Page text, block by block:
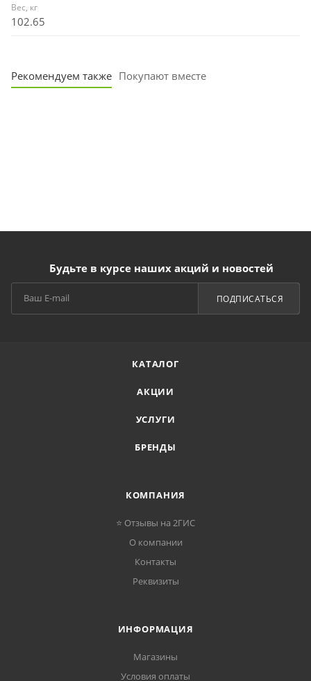
Вес, кг
102.65
Рекомендуем также Покупают вместе
Будьте в курсе наших акций и новостей
ПОДПИСАТЬСЯ
КАТАЛОГ
АКЦИИ
УСЛУГИ
БРЕНДЫ
КОМПАНИЯ
⭐ Отзывы на 2ГИС
О компании
Контакты
Реквизиты
ИНФОРМАЦИЯ
Магазины
Условия оплаты